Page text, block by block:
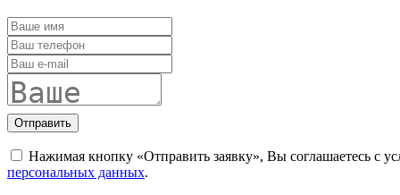
Отправить
Нажимая кнопку «Отправить заявку», Вы соглашаетесь с
персональных данных.